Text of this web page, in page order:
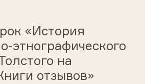
«История
этнографического
на
отзывов»